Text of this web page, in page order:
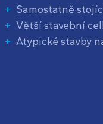
Samostatně
Větší stavební
Atypické stavby